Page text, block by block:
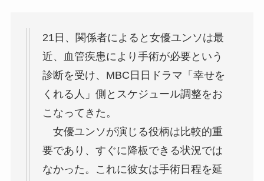
21日、関係者によると女優ユンソは最
近、血管疾患により手術が必要という
診断を受け、MBC日日ドラマ「幸せを
くれる人」側とスケジュール調整をお
こなってきた。
女優ユンソが演じる役柄は比較的重
要であり、すぐに降板できる状況では
なかった。これに彼女は手術日程を延